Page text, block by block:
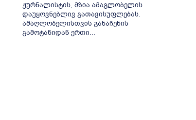
ჟურნალისტის, მზია ამაგლობელის
დაუყოვნებლივ გათავისუფლებას.
ამაღლობელისთვის განაჩენის
გამოტანიდან ერთი...